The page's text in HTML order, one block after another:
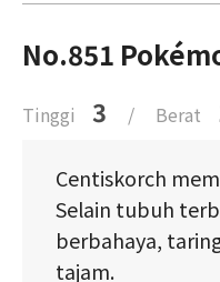
No.851
Tinggi 3 / Berat
Centiskorch
Selain tubuh
berbahaya,
tajam.